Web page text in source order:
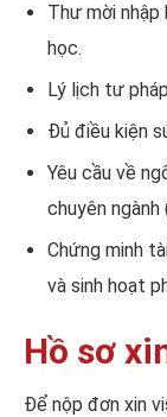
Thư mời
học.
Lý lịch tư
Đủ điều kiện
Yêu cầu về
chuyên
Chứng minh
và sinh hoạt
Hồ sơ
Để nộp đơn xin